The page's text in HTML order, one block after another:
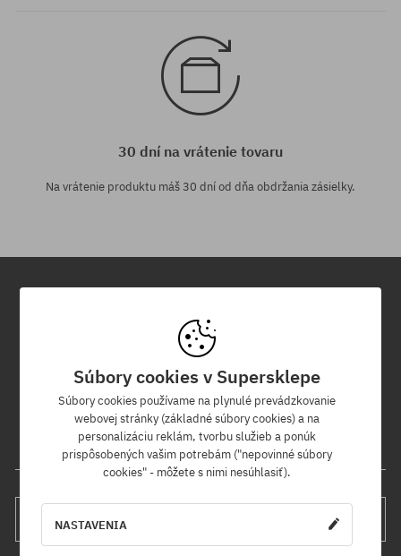
30 dní na vrátenie tovaru
Na vrátenie produktu máš 30 dní od dňa obdržania zásielky.
Newsletter
Prihláste sa na odber nášho newsletteru a ako prvý sa dozviete o
nových produktoch a propagačných akciách!
Navyše získaš zľavový kód -5 % na celú objednávku!
Tvoja e-mailová adresa
Súbory cookies v Supersklepe
Súbory cookies používame na plynulé prevádzkovanie
webovej stránky (základné súbory cookies) a na
personalizáciu reklám, tvorbu služieb a ponúk
prispôsobených vašim potrebám ("nepovinné súbory
cookies" - môžete s nimi nesúhlasiť).
NASTAVENIA